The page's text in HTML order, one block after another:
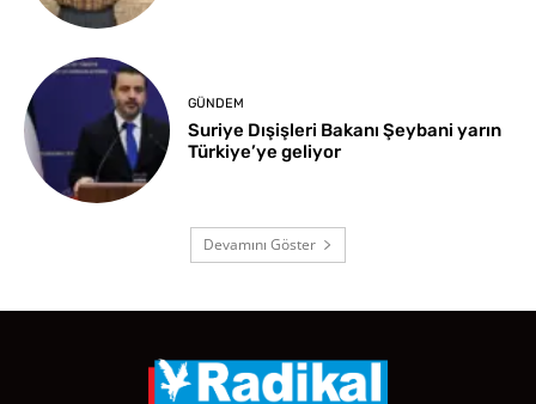
GÜNDEM
Suriye Dışişleri Bakanı Şeybani yarın
Türkiye’ye geliyor
Devamını Göster